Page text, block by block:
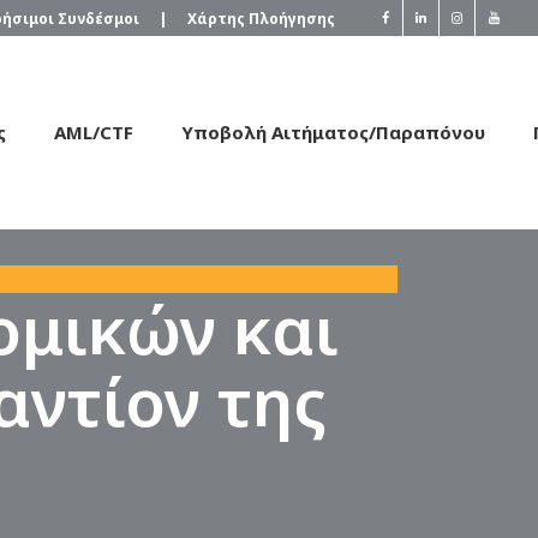
Συνδέσμοι | Χάρτης Πλοήγησης
AML/CTF Υποβολή Αιτήματος/Παραπόνου
και
της